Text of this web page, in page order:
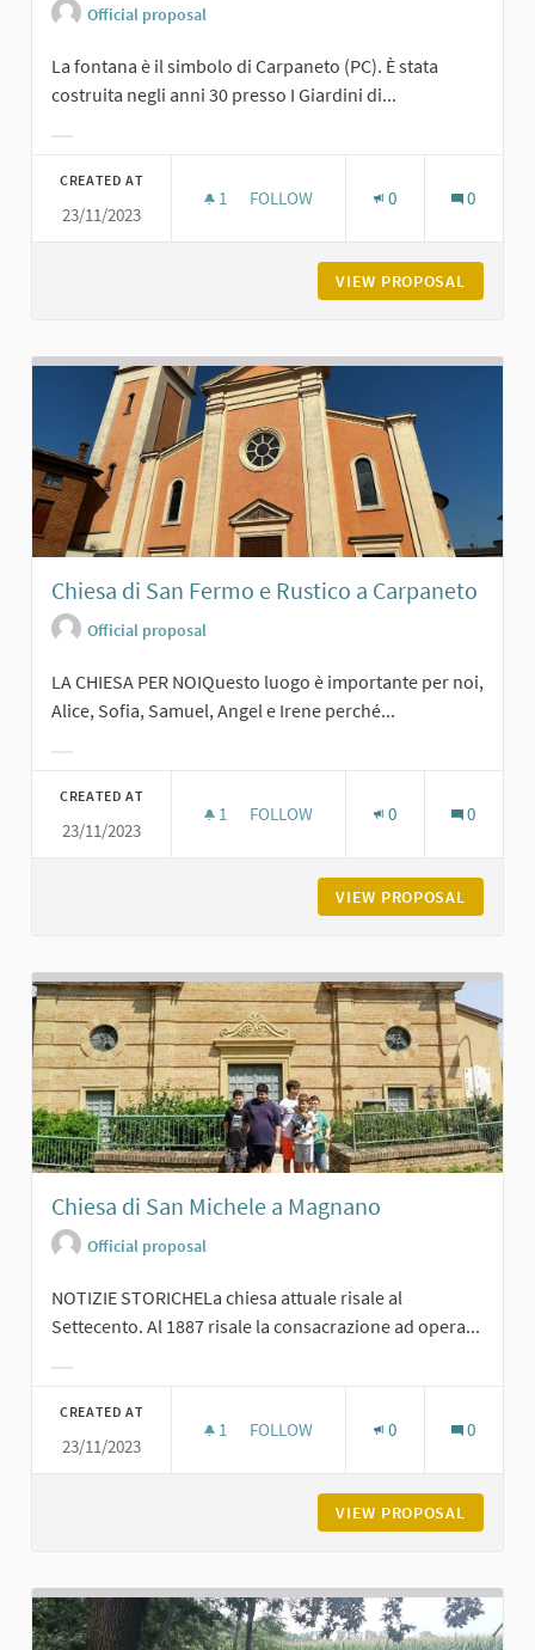
Official proposal
La fontana è il simbolo di Carpaneto (PC). È stata
costruita negli anni 30 presso I Giardini di...
CREATED AT
23/11/2023
1 1 FOLLOWER
FOLLOW 0 0
VIEW PROPOSAL
Chiesa di San Fermo e Rustico a Carpaneto
Official proposal
LA CHIESA PER NOIQuesto luogo è importante per noi,
Alice, Sofia, Samuel, Angel e Irene perché...
CREATED AT
23/11/2023
1 1 FOLLOWER
FOLLOW 0 0
VIEW PROPOSAL
Chiesa di San Michele a Magnano
Official proposal
NOTIZIE STORICHELa chiesa attuale risale al
Settecento. Al 1887 risale la consacrazione ad opera...
CREATED AT
23/11/2023
1 1 FOLLOWER
FOLLOW 0 0
VIEW PROPOSAL